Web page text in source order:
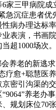
家三甲病院成
急沉症患者优
病办理达标
表演，书画
超1000场次。
养老的新逃求
疗愈+聪慧医
密引沟渠的
养老办
规划床位70